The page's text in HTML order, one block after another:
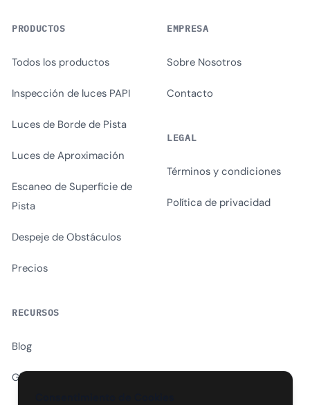
PRODUCTOS
Todos los productos
Inspección de luces PAPI
Luces de Borde de Pista
Luces de Aproximación
Escaneo de Superficie de
Pista
Despeje de Obstáculos
Precios
RECURSOS
Blog
Glosario
EMPRESA
Sobre Nosotros
Contacto
LEGAL
Términos y condiciones
Política de privacidad